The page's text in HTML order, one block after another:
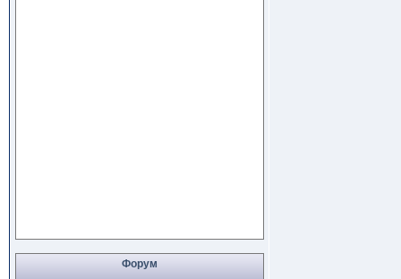
Форум